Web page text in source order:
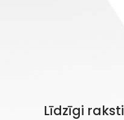
Līdzīgi raksti